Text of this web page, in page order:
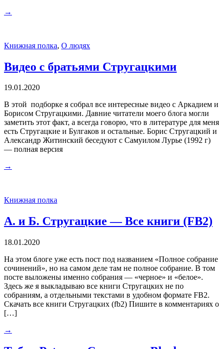
→
Книжная полка, О людях
Видео с братьями Стругацкими
19.01.2020
В этой подборке я собрал все интересные видео с Аркадием и
Борисом Стругацкими. Давние читатели моего блога могли
заметить этот факт, а всегда говорю, что в литературе для меня
есть Стругацкие и Булгаков и остальные. Борис Стругацкий и
Александр Житинский беседуют с Самуилом Лурье (1992 г)
— полная версия
→
Книжная полка
А. и Б. Стругацкие — Все книги (FB2)
18.01.2020
На этом блоге уже есть пост под названием «Полное собрание
сочинений», но на самом деле там не полное собрание. В том
посте выложены именно собрания — «черное» и «белое».
Здесь же я выкладываю все книги Стругацких не по
собраниям, а отдельными текстами в удобном формате FB2.
Скачать все книги Стругацких (fb2) Пишите в комментариях о
[…]
→